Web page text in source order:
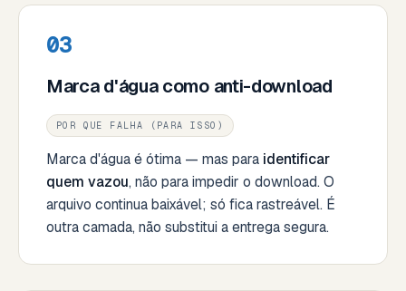
03
Marca d'água como anti-download
POR QUE FALHA (PARA ISSO)
Marca d'água é ótima — mas para identificar
quem vazou, não para impedir o download. O
arquivo continua baixável; só fica rastreável. É
outra camada, não substitui a entrega segura.